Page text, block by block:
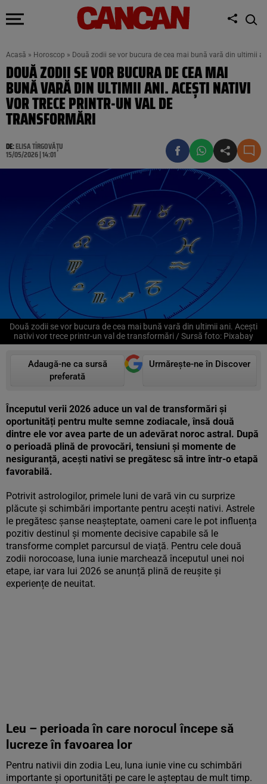
Acasă » Horoscop » Două zodii se vor bucura de cea mai bună vară din ultimii
DOUĂ ZODII SE VOR BUCURA DE CEA MAI
BUNĂ VARĂ DIN ULTIMII ANI. ACEȘTI NATIVI
VOR TRECE PRINTR-UN VAL DE
TRANSFORMĂRI
DE:ELISA TÎRGOVĂȚU
15/05/2026 | 14:01
Două zodii se vor bucura de cea mai bună vară din ultimii ani. Acești
nativi vor trece printr-un val de transformări / Sursă foto: Pixabay
Adaugă-ne ca sursă
preferată
Urmărește-ne în Discover
Începutul verii 2026 aduce un val de transformări și
oportunități pentru multe semne zodiacale, însă două
dintre ele vor avea parte de un adevărat noroc astral. După
o perioadă plină de provocări, tensiuni și momente de
nesiguranță, acești nativi se pregătesc să intre într-o etapă
favorabilă.
Potrivit astrologilor, primele luni de vară vin cu surprize
plăcute și schimbări importante pentru acești nativi. Astrele
le pregătesc șanse neașteptate, oameni care le pot influența
pozitiv destinul și momente decisive capabile să le
transforme complet parcursul de viață. Pentru cele două
zodii norocoase, luna iunie marchează începutul unei noi
etape, iar vara lui 2026 se anunță plină de reușite și
experiențe de neuitat.
Leu – perioada în care norocul începe să
lucreze în favoarea lor
Pentru nativii din zodia Leu, luna iunie vine cu schimbări
importante și oportunități pe care le așteptau de mult timp.